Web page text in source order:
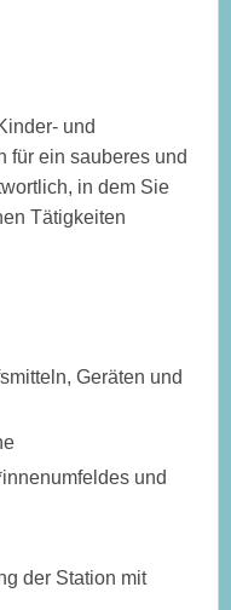
und
für ein sauberes und
in dem Sie
Tätigkeiten
Geräten und
und
der Station mit